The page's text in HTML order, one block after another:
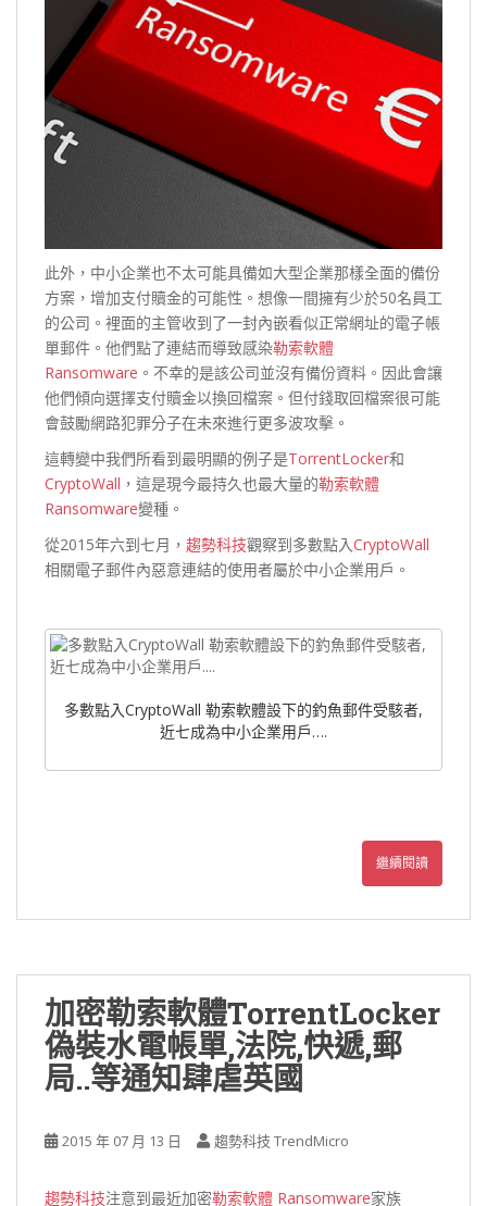
此外，中小企業也不太可能具備如大型企業那樣全面的備份
方案，增加支付贖金的可能性。想像一間擁有少於50名員工
的公司。裡面的主管收到了一封內嵌看似正常網址的電子帳
單郵件。他們點了連結而導致感染勒索軟體
Ransomware 。不幸的是該公司並沒有備份資料。因此會讓
他們傾向選擇支付贖金以換回檔案。但付錢取回檔案很可能
會鼓勵網路犯罪分子在未來進行更多波攻擊。
這轉變中我們所看到最明顯的例子是TorrentLocker和
CryptoWall ，這是現今最持久也最大量的勒索軟體
Ransomware變種。
從2015年六到七月， 趨勢科技觀察到多數點入CryptoWall
相關電子郵件內惡意連結的使用者屬於中小企業用戶。
多數點入CryptoWall 勒索軟體設下的釣魚郵件受駭者,
近七成為中小企業用戶….
繼續閱讀
加密勒索軟體TorrentLocker
偽裝水電帳單,法院,快遞,郵
局..等通知肆虐英國
2015 年 07 月 13 日 趨勢科技 TrendMicro
趨勢科技注意到最近加密勒索軟體 Ransomware家族